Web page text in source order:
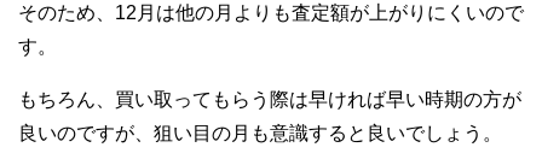
そのため、12月は他の月よりも査定額が上がりにくいので
す。
もちろん、買い取ってもらう際は早ければ早い時期の方が
良いのですが、狙い目の月も意識すると良いでしょう。